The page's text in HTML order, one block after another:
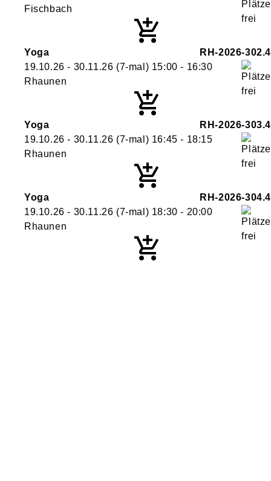
Fischbach
Yoga
RH-2026-302.4
19.10.26 - 30.11.26 (7-mal) 15:00 - 16:30
Rhaunen
Yoga
RH-2026-303.4
19.10.26 - 30.11.26 (7-mal) 16:45 - 18:15
Rhaunen
Yoga
RH-2026-304.4
19.10.26 - 30.11.26 (7-mal) 18:30 - 20:00
Rhaunen